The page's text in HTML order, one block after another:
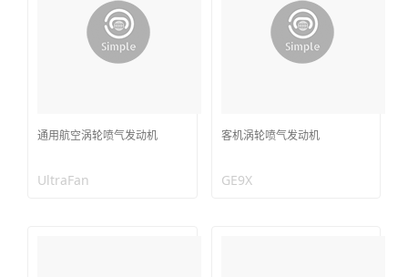
通用航空涡轮喷气发动机
UltraFan
客机涡轮喷气发动机
GE9X